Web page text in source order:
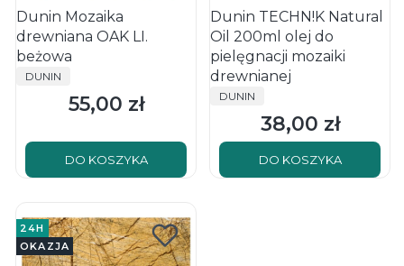
Dunin Mozaika
drewniana OAK LI.
beżowa
PRODUCENT
DUNIN
Cena
55,00 zł
DO KOSZYKA
Dunin TECHN!K Natural
Oil 200ml olej do
pielęgnacji mozaiki
drewnianej
PRODUCENT
DUNIN
Cena
38,00 zł
DO KOSZYKA
24H
OKAZJA